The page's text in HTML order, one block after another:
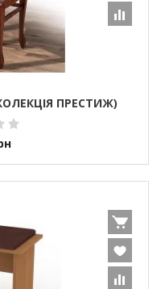
ПРЕСТИЖ)